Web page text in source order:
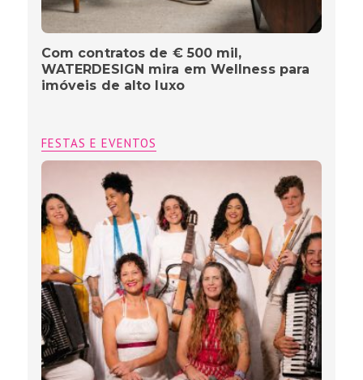
Com contratos de € 500 mil,
WATERDESIGN mira em Wellness para
imóveis de alto luxo
FESTAS E EVENTOS